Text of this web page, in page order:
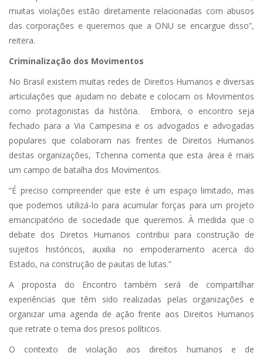
muitas violações estão diretamente relacionadas com abusos
das corporações e queremos que a ONU se encargue disso”,
reitera.
Criminalização dos Movimentos
No Brasil existem muitas redes de Direitos Humanos e diversas
articulações que ajudam no debate e colocam os Movimentos
como protagonistas da história. Embora, o encontro seja
fechado para a Via Campesina e os advogados e advogadas
populares que colaboram nas frentes de Direitos Humanos
destas organizações, Tchenna comenta que esta área é mais
um campo de batalha dos Movimentos.
“É preciso compreender que este é um espaço limitado, mas
que podemos utilizá-lo para acumular forças para um projeto
emancipatório de sociedade que queremos. À medida que o
debate dos Diretos Humanos contribui para construção de
sujeitos históricos, auxilia no empoderamento acerca do
Estado, na construção de pautas de lutas.”
A proposta do Encontro também será de compartilhar
experiências que têm sido realizadas pelas organizações e
organizar uma agenda de ação frente aos Direitos Humanos
que retrate o tema dos presos políticos.
O contexto de violação aos direitos humanos e de